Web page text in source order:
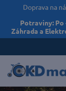
Doprava na
Potraviny: Po
Záhrada a